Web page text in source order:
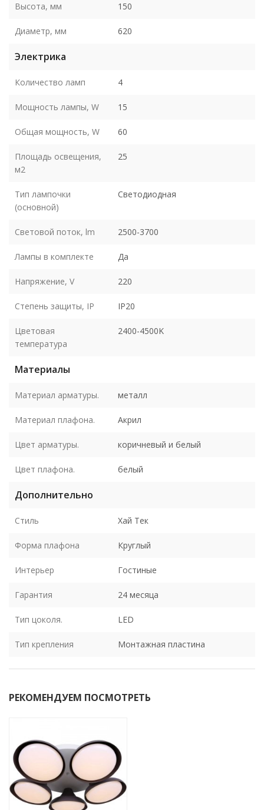
Высота, мм 150
Диаметр, мм 620
Электрика
Количество ламп 4
Мощность лампы, W 15
Общая мощность, W 60
Площадь освещения,
м2
25
Тип лампочки
(основной)
Светодиодная
Световой поток, lm 2500-3700
Лампы в комплекте Да
Напряжение, V 220
Степень защиты, IP IP20
Цветовая
температура
2400-4500K
Материалы
Материал арматуры. металл
Материал плафона. Акрил
Цвет арматуры. коричневый и белый
Цвет плафона. белый
Дополнительно
Стиль Хай Тек
Форма плафона Круглый
Интерьер Гостиные
Гарантия 24 месяца
Тип цоколя. LED
Тип крепления Монтажная пластина
РЕКОМЕНДУЕМ ПОСМОТРЕТЬ